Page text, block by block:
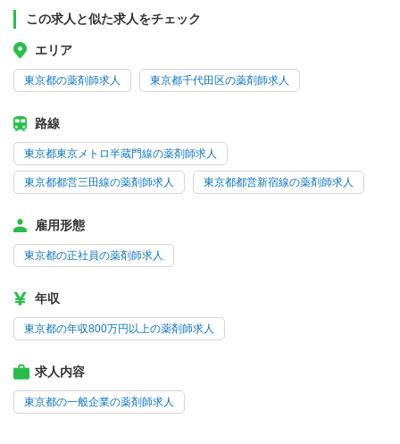
この求人と似た求人をチェック
エリア
東京都の薬剤師求人 東京都千代田区の薬剤師求人
路線
東京都東京メトロ半蔵門線の薬剤師求人
東京都都営三田線の薬剤師求人 東京都都営新宿線の薬剤師求人
雇用形態
東京都の正社員の薬剤師求人
年収
東京都の年収800万円以上の薬剤師求人
求人内容
東京都の一般企業の薬剤師求人